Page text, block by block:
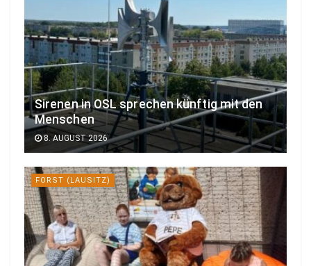
Sirenen in OSL sprechen künftig mit den
Menschen
8. AUGUST 2026
FORST (LAUSITZ)